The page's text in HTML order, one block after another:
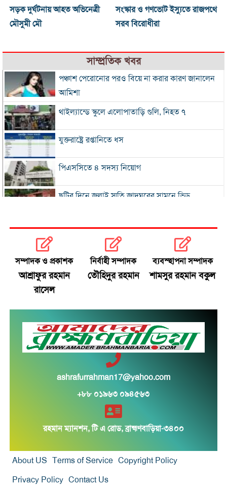
সড়ক দুর্ঘটনায় আহত অভিনেত্রী
মৌসুমী মৌ
সংস্কার ও গণভোট ইস্যুতে রাজপথে
সরব বিরোধীরা
সাম্প্রতিক খবর
পঞ্চাশ পেরোনোর পরও বিয়ে না করার কারণ জানালেন
আমিশা
থাইল্যান্ডে স্কুলে এলোপাতাড়ি গুলি, নিহত ৭
যুক্তরাষ্ট্রে রপ্তানিতে ধস
পিএসসিতে ৪ সদস্য নিয়োগ
ছুটির দিনে জুলাই স্মৃতি জাদুঘরের সামনে ভিড়
নতুন বিদেশি কোচের খোঁজে বিসিবি
শীর্ষ মাদক কারবারিদের তালিকা প্রস্তুত করা হচ্ছে:
সিলেটে দুই বাসের মুখোমুখি সংঘর্ষে নিহত ৯
সড়ক দুর্ঘটনায় আহত অভিনেত্রী মৌসুমী মৌ
সংস্কার ও গণভোট ইস্যুতে রাজপথে সরব বিরোধীরা
ঢাকায় আজ বজ্রসহ বৃষ্টির সম্ভাবনা
হাসিনাকে দিল্লিতে বক্তব্যের সুযোগ দেওয়ায় ঢাকার
সম্পাদক ও প্রকাশক
আশ্রাফুর রহমান
রাসেল
নির্বাহী সম্পাদক
তৌহিদুর রহমান
ব্যবস্হাপনা সম্পাদক
শামসুর রহমান বকুল
ashrafurrahman17@yahoo.com
+৮৮ ০১৯৬৩ ০৯৪৫৬৩
রহমান ম্যানশন, টি এ রোড, ব্রাহ্মণবাড়িয়া-৩৪০০
About US Terms of Service Copyright Policy
Privacy Policy Contact Us